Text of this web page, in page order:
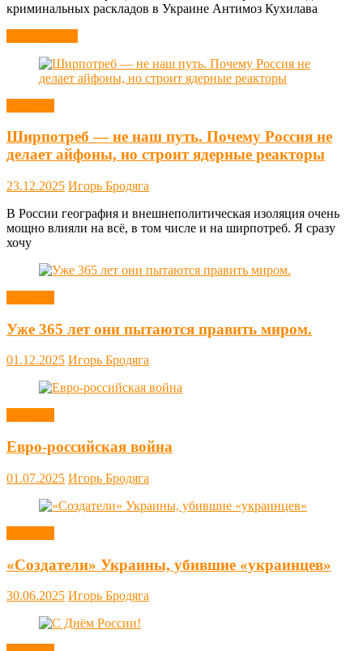
криминальных раскладов в Украине Антимоз Кухилава
Ширпотреб — не наш путь. Почему Россия не
делает айфоны, но строит ядерные реакторы
23.12.2025 Игорь Бродяга
В России география и внешнеполитическая изоляция очень
мощно влияли на всё, в том числе и на ширпотреб. Я сразу
хочу
Уже 365 лет они пытаются править миром.
01.12.2025 Игорь Бродяга
Евро-российская война
01.07.2025 Игорь Бродяга
«Создатели» Украины, убившие «украинцев»
30.06.2025 Игорь Бродяга